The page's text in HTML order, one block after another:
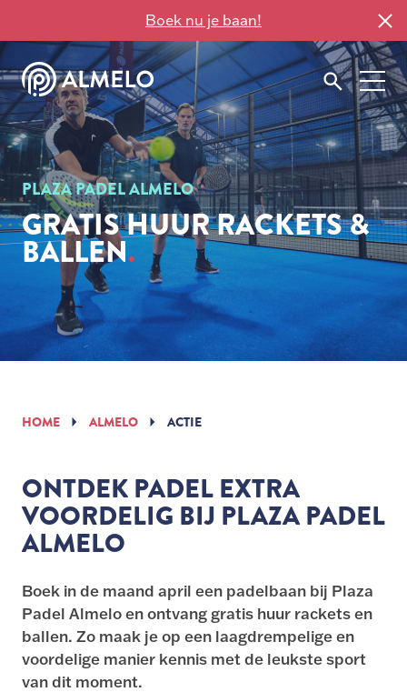
Boek nu je baan!
PLAZA PADEL ALMELO
GRATIS HUUR RACKETS &
BALLEN
HOME ALMELO ACTIE
ONTDEK PADEL EXTRA
VOORDELIG BIJ PLAZA PADEL
ALMELO
Boek in de maand april een padelbaan bij Plaza
Padel Almelo en ontvang gratis huur rackets en
ballen. Zo maak je op een laagdrempelige en
voordelige manier kennis met de leukste sport
van dit moment.